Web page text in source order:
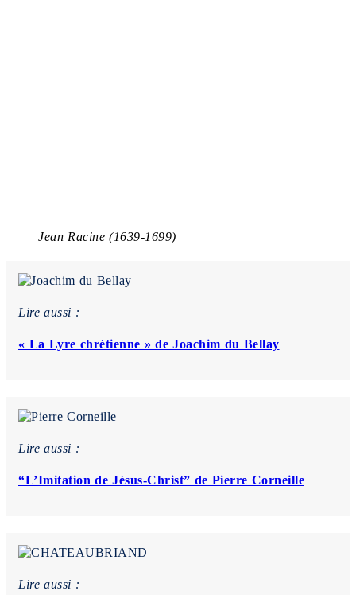
Jean Racine (1639-1699)
Lire aussi :
« La Lyre chrétienne » de Joachim du Bellay
Lire aussi :
“L’Imitation de Jésus-Christ” de Pierre Corneille
Lire aussi :